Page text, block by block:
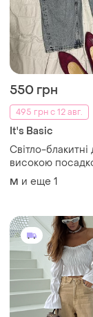
550 грн
495 грн с 12 авг.
It's Basic
Світло-
високою
об'ємними
кишенями
M и еще 1